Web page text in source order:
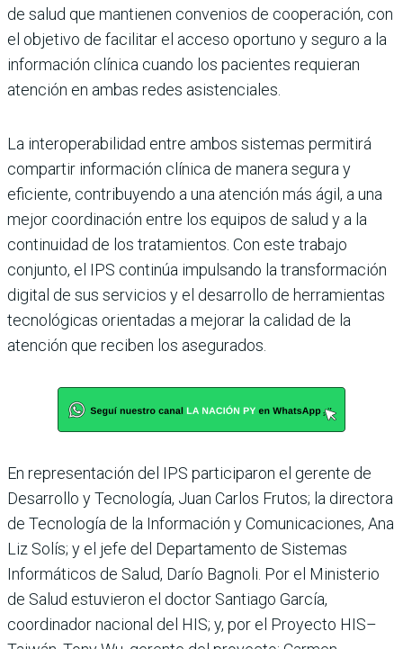
de salud que mantienen convenios de cooperación, con
el objetivo de facilitar el acceso oportuno y seguro a la
información clínica cuando los pacientes requieran
atención en ambas redes asistenciales.
La interoperabilidad entre ambos sistemas permitirá
compartir información clínica de manera segura y
eficiente, contribuyendo a una atención más ágil, a una
mejor coordinación entre los equipos de salud y a la
continuidad de los tratamientos. Con este trabajo
conjunto, el IPS continúa impulsando la transformación
digital de sus servicios y el desarrollo de herramientas
tecnológicas orientadas a mejorar la calidad de la
atención que reciben los asegurados.
En representación del IPS participaron el gerente de
Desarrollo y Tecnología, Juan Carlos Frutos; la directora
de Tecnología de la Información y Comunicaciones, Ana
Liz Solís; y el jefe del Departamento de Sistemas
Informáticos de Salud, Darío Bagnoli. Por el Ministerio
de Salud estuvieron el doctor Santiago García,
coordinador nacional del HIS; y, por el Proyecto HIS–